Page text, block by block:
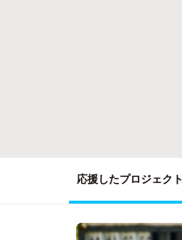
応援したプロジェクト